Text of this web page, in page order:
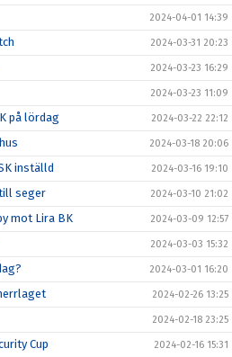
2024-04-01 14:39
2024-03-31 20:23
2024-03-23 16:29
2024-03-23 11:09
på lördag 2024-03-22 22:12
2024-03-18 20:06
inställd 2024-03-16 19:10
seger 2024-03-10 21:02
mot Lira BK 2024-03-09 12:57
2024-03-03 15:32
2024-03-01 16:20
2024-02-26 13:25
2024-02-18 23:25
Cup 2024-02-16 15:31